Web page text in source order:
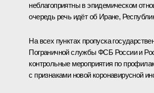
неблагоприятны в эпидемическом
очередь речь идёт об Иране,
На всех пунктах пропуска
Пограничной службы ФСБ России и
контрольные мероприятия по
с признаками новой коронавирусной